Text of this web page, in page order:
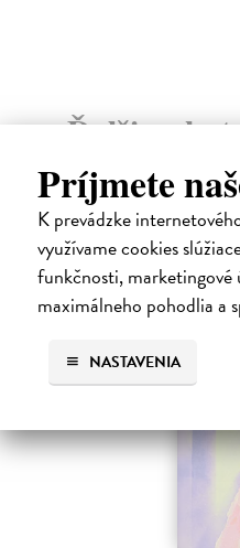
Príjmete
K prevádzke
využívame cookies
funkčnosti, marketingové
maximálneho pohodlia a
NASTAVENIA
Ďalšie z